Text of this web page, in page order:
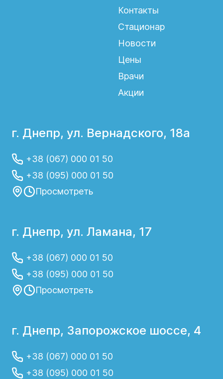
Контакты
Стационар
Новости
Цены
Врачи
Акции
г. Днепр, ул. Вернадского, 18а
+38 (067) 000 01 50
+38 (095) 000 01 50
Просмотреть
г. Днепр, ул. Ламана, 17
+38 (067) 000 01 50
+38 (095) 000 01 50
Просмотреть
г. Днепр, Запорожское шоссе, 4
+38 (067) 000 01 50
+38 (095) 000 01 50